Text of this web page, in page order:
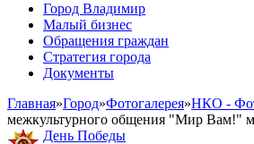
Город Владимир
Малый бизнес
Обращения граждан
Стратегия города
Документы
Главная»Город»Фотогалерея»НКО -
межкультурного общения "Мир Вам!"
День Победы